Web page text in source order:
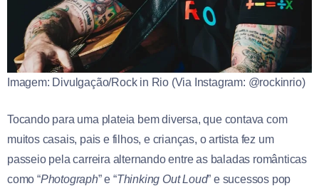
Imagem: Divulgação/Rock in Rio (Via Instagram: @rockinrio)
Tocando para uma plateia bem diversa, que contava com
muitos casais, pais e filhos, e crianças, o artista fez um
passeio pela carreira alternando entre as baladas românticas
como “Photograph” e “Thinking Out Loud” e sucessos pop